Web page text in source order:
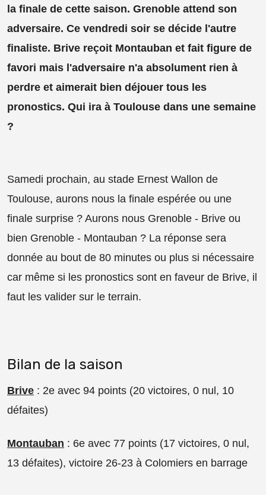
la finale de cette saison. Grenoble attend son
adversaire. Ce vendredi soir se décide l'autre
finaliste. Brive reçoit Montauban et fait figure de
favori mais l'adversaire n'a absolument rien à
perdre et aimerait bien déjouer tous les
pronostics. Qui ira à Toulouse dans une semaine
?
Samedi prochain, au stade Ernest Wallon de
Toulouse, aurons nous la finale espérée ou une
finale surprise ? Aurons nous Grenoble - Brive ou
bien Grenoble - Montauban ? La réponse sera
donnée au bout de 80 minutes ou plus si nécessaire
car même si les pronostics sont en faveur de Brive, il
faut les valider sur le terrain.
Bilan de la saison
Brive : 2e avec 94 points (20 victoires, 0 nul, 10
défaites)
Montauban : 6e avec 77 points (17 victoires, 0 nul,
13 défaites), victoire 26-23 à Colomiers en barrage